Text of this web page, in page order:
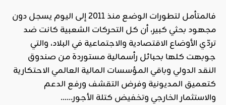
فالمتأمل لتطورات الوضع منذ 2011 إلى اليوم يسجل دون
مجهود بحثي كبير، أن كل التحركات الشعبية كانت ضد
تردّي الأوضاع الاقتصادية والاجتماعية في البلاد، والتي
جوبهت كلها بحبائل رأسمالية مستوردة من صندوق
النقد الدولي وباقي المؤسسات المالية العالمي الاحتكارية
كتعميق المديونية وفرض التقشف ورفع الدعم
والاستثمار الخارجي وتخفيض كتلة الأجور……